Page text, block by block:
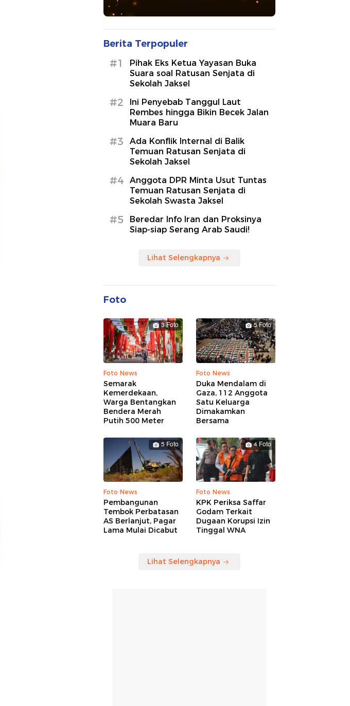
Berita Terpopuler
#1
Pihak Eks Ketua Yayasan Buka
Suara soal Ratusan Senjata di
Sekolah Jaksel
#2
Ini Penyebab Tanggul Laut
Rembes hingga Bikin Becek Jalan
Muara Baru
#3
Ada Konflik Internal di Balik
Temuan Ratusan Senjata di
Sekolah Jaksel
#4
Anggota DPR Minta Usut Tuntas
Temuan Ratusan Senjata di
Sekolah Swasta Jaksel
#5
Beredar Info Iran dan Proksinya
Siap-siap Serang Arab Saudi!
Lihat Selengkapnya
Foto
3 Foto
Foto News
Semarak
Kemerdekaan,
Warga Bentangkan
Bendera Merah
Putih 500 Meter
5 Foto
Foto News
Duka Mendalam di
Gaza, 112 Anggota
Satu Keluarga
Dimakamkan
Bersama
5 Foto
Foto News
Pembangunan
Tembok Perbatasan
AS Berlanjut, Pagar
Lama Mulai Dicabut
4 Foto
Foto News
KPK Periksa Saffar
Godam Terkait
Dugaan Korupsi Izin
Tinggal WNA
Lihat Selengkapnya